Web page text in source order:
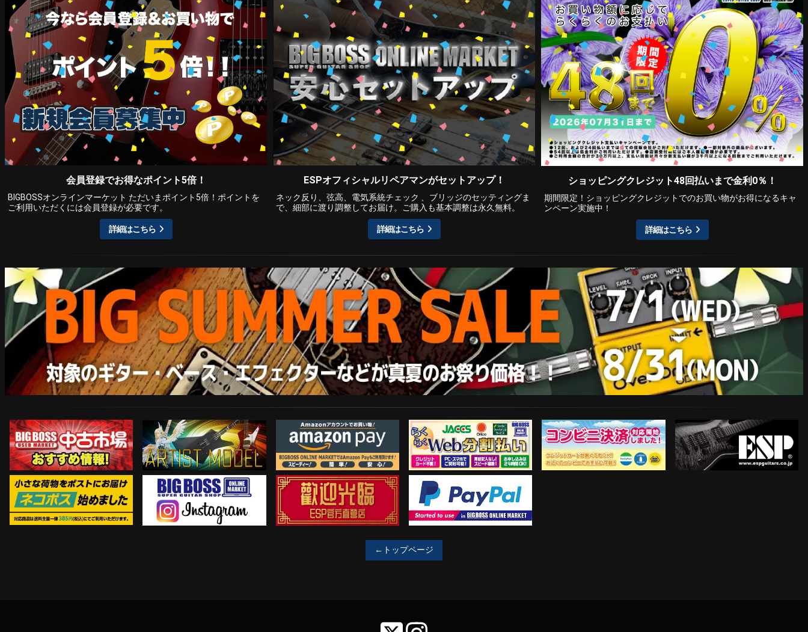
会員登録でお得なポイント5倍！
BIGBOSSオンラインマーケット ただいまポイント5倍！ポイントを
ご利用いただくには会員登録が必要です。
詳細はこちら
ESPオフィシャルリペアマンがセットアップ！
ネック反り、弦高、電気系統チェック 、ブリッジのセッティングま
で、細部に渡り調整してお届け。ご購入も基本調整は永久無料。
詳細はこちら
ショッピングクレジット48回払いまで金利0％！
期間限定！ショッピングクレジットでのお買い物がお得になるキャ
ンペーン実施中！
詳細はこちら
中古市場おすすめ情報!! ARTIST MODEL Amazon Pay らくらくWeb分割払い コンビニ決済対応開始！ ESP Guitars
ネコポス対象商品はコチラ Instagram 歓迎工臨 PayPal決済がご利用可能！
←トップページ